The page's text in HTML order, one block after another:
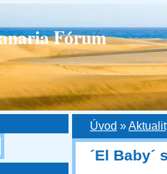
Fórum
Úvod »
´El